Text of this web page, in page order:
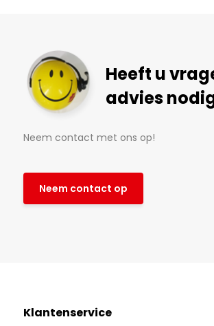
Heeft u
advies
Neem contact met ons op!
Neem contact op
Klantenservice